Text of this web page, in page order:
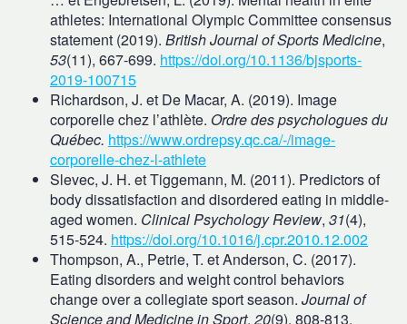
athletes: International Olympic Committee consensus
statement (2019). British Journal of Sports Medicine,
53(11), 667‑699. https://doi.org/10.1136/bjsports-
2019-100715
Richardson, J. et De Macar, A. (2019). Image
corporelle chez l’athlète. Ordre des psychologues du
Québec. https://www.ordrepsy.qc.ca/-/image-
corporelle-chez-l-athlete
Slevec, J. H. et Tiggemann, M. (2011). Predictors of
body dissatisfaction and disordered eating in middle-
aged women. Clinical Psychology Review, 31(4),
515‑524. https://doi.org/10.1016/j.cpr.2010.12.002
Thompson, A., Petrie, T. et Anderson, C. (2017).
Eating disorders and weight control behaviors
change over a collegiate sport season. Journal of
Science and Medicine in Sport, 20(9), 808‑813.